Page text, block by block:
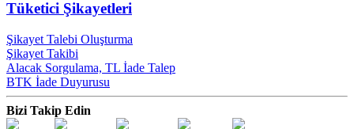
Tüketici Şikayetleri
Şikayet Talebi Oluşturma
Şikayet Takibi
Alacak Sorgulama, TL İade Talep​
BTK İade Duyurusu
Bizi Takip Edin